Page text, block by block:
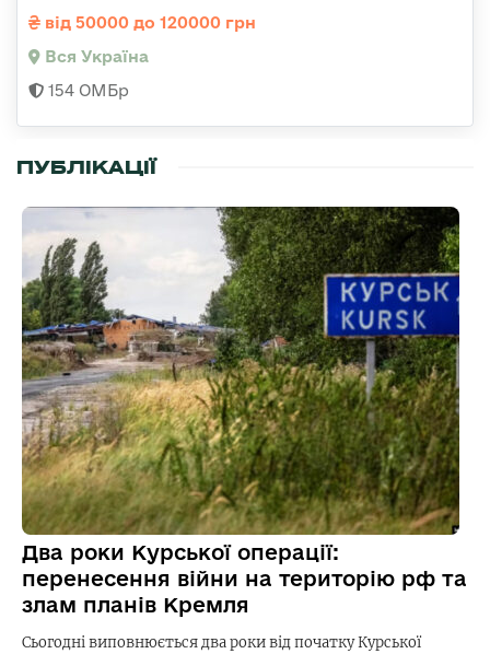
від 50000 до 120000 грн
Вся Україна
154 ОМБр
ПУБЛІКАЦІЇ
Два роки Курської операції:
перенесення війни на територію рф та
злам планів Кремля
Сьогодні виповнюється два роки від початку Курської